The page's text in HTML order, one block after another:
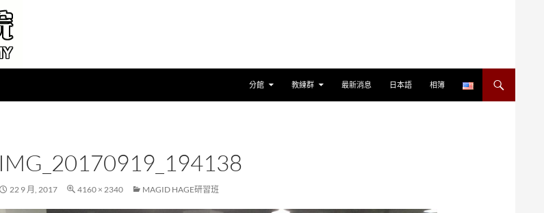
分館 教練群 最新消息 日本語 相簿
IMG_20170919_194138
22 9 月, 2017 4160 × 2340 MAGID HAGE研習班